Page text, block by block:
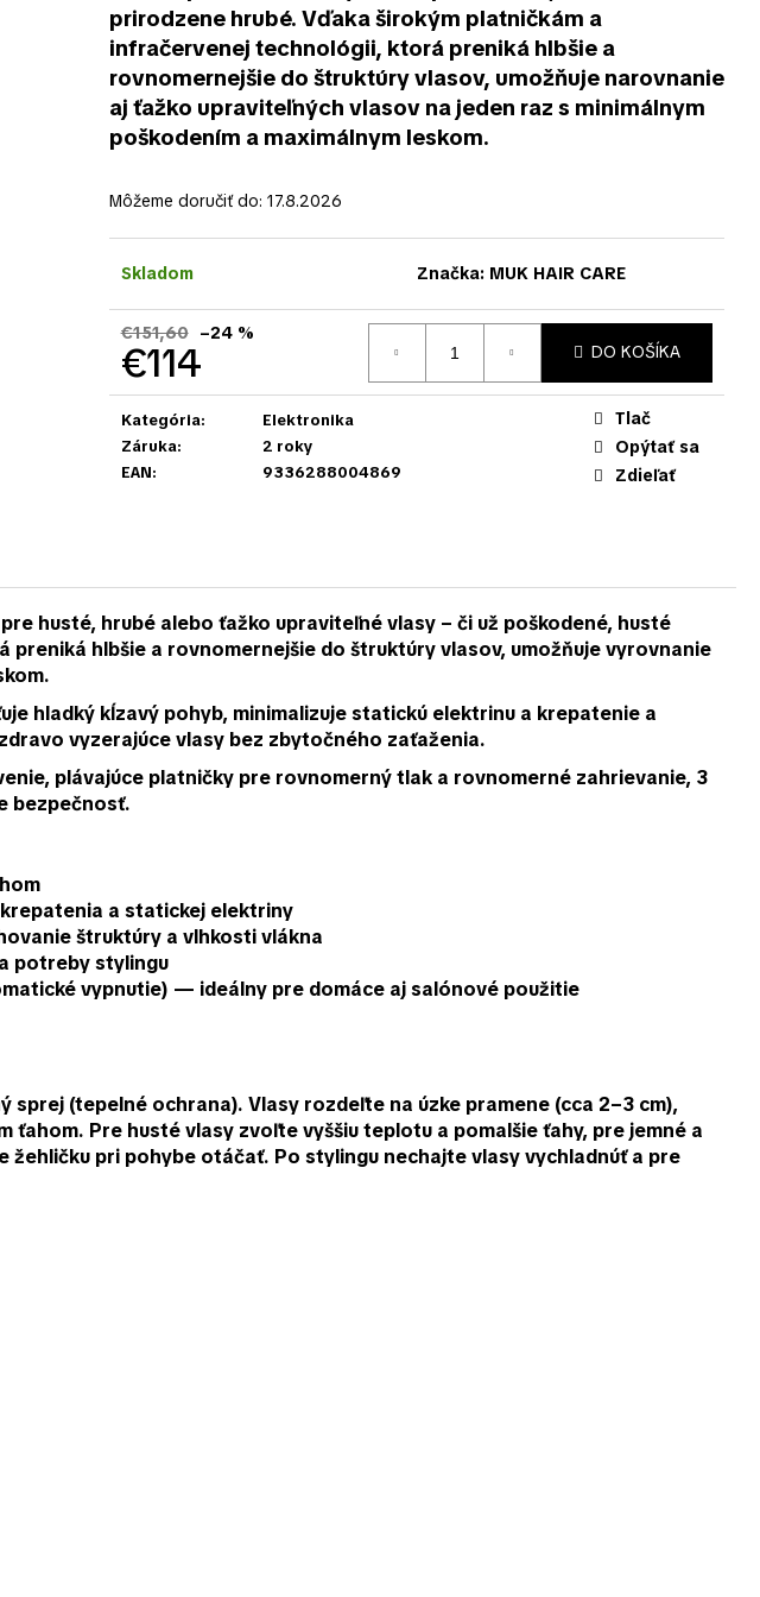
prirodzene hrubé. Vďaka širokým platničkám a
infračervenej technológii, ktorá preniká hlbšie a
rovnomernejšie do štruktúry vlasov, umožňuje narovnanie
aj ťažko upraviteľných vlasov na jeden raz s minimálnym
poškodením a maximálnym leskom.
Môžeme doručiť do: 17.8.2026
Skladom Značka: MUK HAIR CARE
€151,60 –24 %
€114
Jednotková
cena:
DO KOŠÍKA
Kategória:
Elektronika
Záruka:
2 roky
EAN: 9336288004869
Tlač
Opýtať sa
Zdieľať
husté, hrubé alebo ťažko upraviteľné vlasy – či už poškodené, husté
preniká hlbšie a rovnomernejšie do štruktúry vlasov, umožňujevyrovnanie
hladký kĺzavý pohyb, minimalizuje statickú elektrinu a krepatenie a
vyzerajúce vlasy bez zbytočného zaťaženia.
plávajúce platničky pre rovnomerný tlak a rovnomerné zahrievanie, 3
bezpečnosť.
a statickej elektriny
štruktúry a vlhkosti vlákna
potreby stylingu
vypnutie) — ideálny pre domáce aj salónové použitie
(tepelné ochrana). Vlasy rozdeľte na úzke pramene (cca 2–3 cm),
Pre husté vlasy zvoľte vyššiu teplotu a pomalšie ťahy, pre jemné a
pri pohybe otáčať. Po stylingu nechajte vlasy vychladnúť a pre